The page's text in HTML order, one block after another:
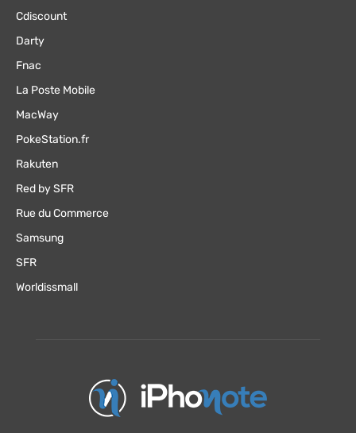
Cdiscount
Darty
Fnac
La Poste Mobile
MacWay
PokeStation.fr
Rakuten
Red by SFR
Rue du Commerce
Samsung
SFR
Worldissmall